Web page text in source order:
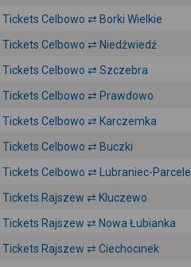
Tickets Celbowo ⇄ Borki Wielkie
Tickets Celbowo ⇄ Niedźwiedź
Tickets Celbowo ⇄ Szczebra
Tickets Celbowo ⇄ Prawdowo
Tickets Celbowo ⇄ Karczemka
Tickets Celbowo ⇄ Buczki
Tickets Celbowo ⇄ Lubraniec-Parcele
Tickets Rajszew ⇄ Kluczewo
Tickets Rajszew ⇄ Nowa Łubianka
Tickets Rajszew ⇄ Ciechocinek